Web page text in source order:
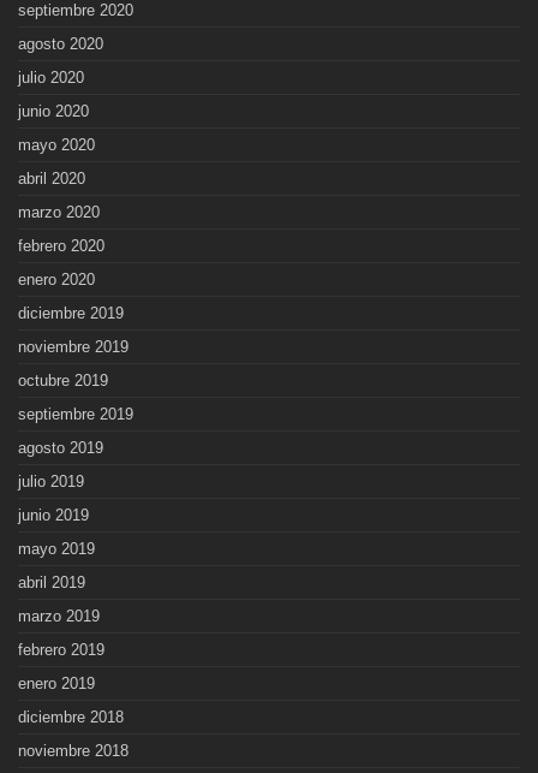
septiembre 2020
agosto 2020
julio 2020
junio 2020
mayo 2020
abril 2020
marzo 2020
febrero 2020
enero 2020
diciembre 2019
noviembre 2019
octubre 2019
septiembre 2019
agosto 2019
julio 2019
junio 2019
mayo 2019
abril 2019
marzo 2019
febrero 2019
enero 2019
diciembre 2018
noviembre 2018